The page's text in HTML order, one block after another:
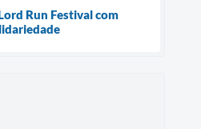
Run Festival com